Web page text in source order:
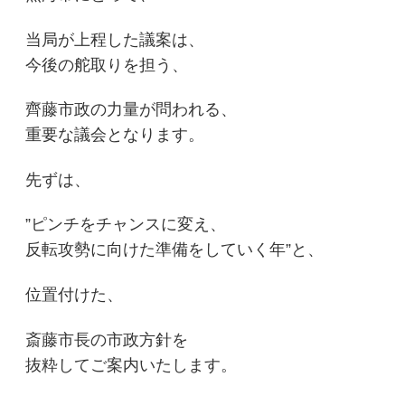
当局が上程した議案は、
今後の舵取りを担う、
齊藤市政の力量が問われる、
重要な議会となります。
先ずは、
”ピンチをチャンスに変え、
反転攻勢に向けた準備をしていく年”と、
位置付けた、
斎藤市長の市政方針を
抜粋してご案内いたします。